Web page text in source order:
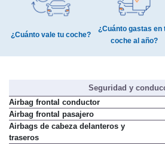
¿Cuánto vale tu coche?
¿Cuánto gastas en
coche al año?
Seguridad y
Airbag frontal conductor
Airbag frontal pasajero
Airbags de cabeza delanteros y
traseros